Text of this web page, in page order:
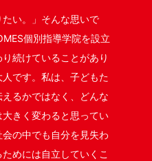
い。」そんな思いで
個別指導学院を設立
続けていることがあり
です。私は、子どもた
るかではなく、どんな
きく変わると思ってい
の中でも自分を見失わ
めには自立していくこ